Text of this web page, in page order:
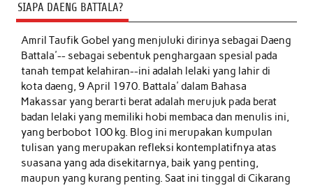
SIAPA DAENG BATTALA?
Amril Taufik Gobelyang menjuluki dirinya sebagai Daeng
Battala'-- sebagai sebentuk penghargaan spesial pada
tanah tempat kelahiran--ini adalah lelaki yang lahir di
kota daeng, 9 April 1970. Battala' dalam Bahasa
Makassar yang berarti berat adalah merujuk pada berat
badan lelaki yang memiliki hobi membaca dan menulis ini,
yang berbobot 100 kg. Blog ini merupakan kumpulan
tulisan yang merupakan refleksi kontemplatifnya atas
suasana yang ada disekitarnya, baik yang penting,
maupun yang kurang penting. Saat ini tinggal di Cikarang